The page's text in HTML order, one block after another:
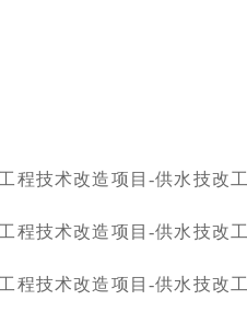
程技术改造项目-供水技改
程技术改造项目-供水技改
程技术改造项目-供水技改